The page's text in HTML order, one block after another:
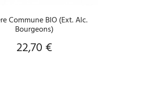
Commune BIO (Ext. Alc.
Bourgeons)
Prix
22,70 €